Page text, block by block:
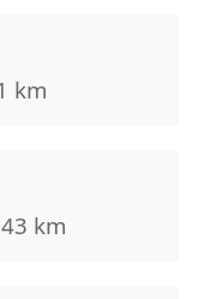
km
km